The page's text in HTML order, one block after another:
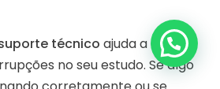
técnico ajuda a evitar
no seu estudo. Se algo